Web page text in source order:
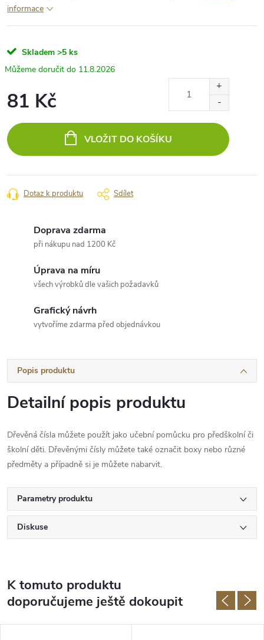
informace
Skladem >5 ks
11.8.2026
81 Kč
cena:
VLOŽIT DO KOŠÍKU
Dotaz k produktu Sdílet
Doprava zdarma
při nákupu nad 1200 Kč
Úprava na míru
všech výrobků dle vašich požadavků
Grafický návrh
vytvoříme zdarma před objednávkou
Popis produktu
Detailní popis produktu
Dřevěná čísla můžete použít jako učební pomůcku pro předškolní či
školní děti. Dřevěnými čísly můžete také označit boxy nebo různé
předměty a případně si je můžete nabarvit.
Parametry produktu
Diskuse
K tomuto produktu
doporučujeme ještě dokoupit